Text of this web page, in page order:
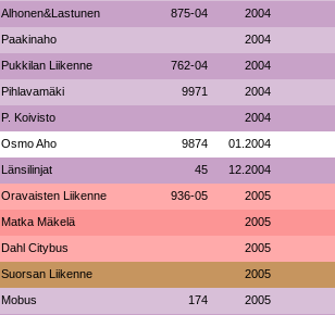
Alhonen&Lastunen 875-04 2004
Paakinaho 2004
Pukkilan Liikenne 762-04 2004
Pihlavamäki 9971 2004
P. Koivisto 2004
Osmo Aho 9874 01.2004
Länsilinjat 45 12.2004
Oravaisten Liikenne 936-05 2005
Matka Mäkelä 2005
Dahl Citybus 2005
Suorsan Liikenne 2005
Mobus 174 2005